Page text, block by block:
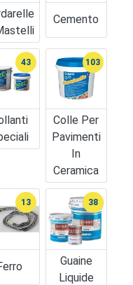
Cemento
43
Colle Per
Pavimenti
In
Ceramica
103
13
Guaine
Liquide
38